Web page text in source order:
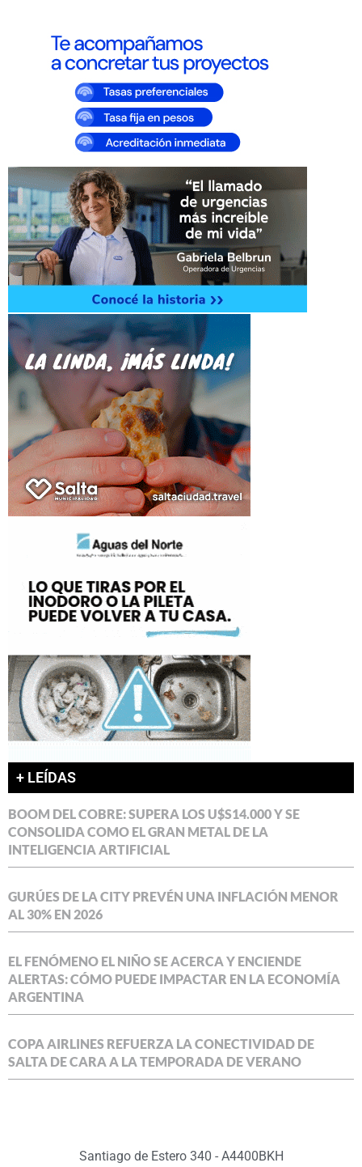
+ LEÍDAS
BOOM DEL COBRE: SUPERA LOS U$S14.000 Y SE
CONSOLIDA COMO EL GRAN METAL DE LA
INTELIGENCIA ARTIFICIAL
GURÚES DE LA CITY PREVÉN UNA INFLACIÓN MENOR
AL 30% EN 2026
EL FENÓMENO EL NIÑO SE ACERCA Y ENCIENDE
ALERTAS: CÓMO PUEDE IMPACTAR EN LA ECONOMÍA
ARGENTINA
COPA AIRLINES REFUERZA LA CONECTIVIDAD DE
SALTA DE CARA A LA TEMPORADA DE VERANO
Santiago de Estero 340 - A4400BKH